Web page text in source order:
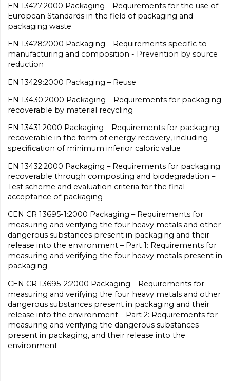
EN 13427:2000 Packaging – Requirements for the use of
European Standards in the field of packaging and
packaging waste
EN 13428:2000 Packaging – Requirements specific to
manufacturing and composition - Prevention by source
reduction
EN 13429:2000 Packaging – Reuse
EN 13430:2000 Packaging – Requirements for packaging
recoverable by material recycling
EN 13431:2000 Packaging – Requirements for packaging
recoverable in the form of energy recovery, including
specification of minimum inferior caloric value
EN 13432:2000 Packaging – Requirements for packaging
recoverable through composting and biodegradation –
Test scheme and evaluation criteria for the final
acceptance of packaging
CEN CR 13695-1:2000 Packaging – Requirements for
measuring and verifying the four heavy metals and other
dangerous substances present in packaging and their
release into the environment – Part 1: Requirements for
measuring and verifying the four heavy metals present in
packaging
CEN CR 13695-2:2000 Packaging – Requirements for
measuring and verifying the four heavy metals and other
dangerous substances present in packaging and their
release into the environment – Part 2: Requirements for
measuring and verifying the dangerous substances
present in packaging, and their release into the
environment